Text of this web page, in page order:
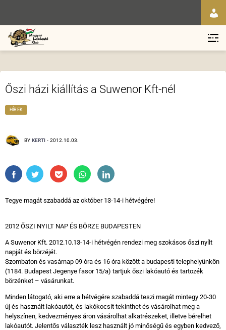
Őszi házi kiállítás a Suwenor Kft-nél
HÍREK
BY KERTI - 2012.10.03.
Tegye magát szabaddá az október 13-14-i hétvégére!
2012 ŐSZI NYILT NAP ÉS BÖRZE BUDAPESTEN
A Suwenor Kft. 2012.10.13-14-i hétvégén rendezi meg szokásos őszi nyílt
napját és börzéjét.
Szombaton és vasárnap 09 óra és 16 óra között a budapesti telephelyünkön
(1184. Budapest Jegenye fasor 15/a) tartjuk őszi lakóautó és tartozék
börzénket – vásárunkat.
Minden látogató, aki erre a hétvégére szabaddá teszi magát mintegy 20-30
új és használt lakóautót, és lakókocsit tekinthet és vásárolhat meg a
helyszínen, kedvezményes áron vásárolhat alkatrészeket, illetve bérelhet
lakóautót. Jelentős választék lesz használt jó minőségű és egyben kedvező,